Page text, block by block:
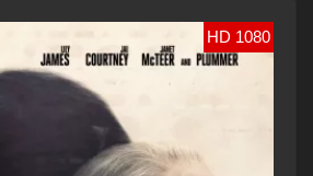
HD 1080